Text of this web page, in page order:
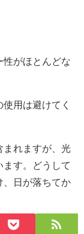
性がほとんどな
用は避けてく
まれますが、光
す。どうして
、日が落ちてか